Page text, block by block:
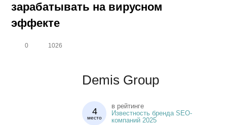
зарабатывать на вирусном
эффекте
0 1026
Demis Group
4
место
в рейтинге
Известность бренда SEO-
компаний 2025